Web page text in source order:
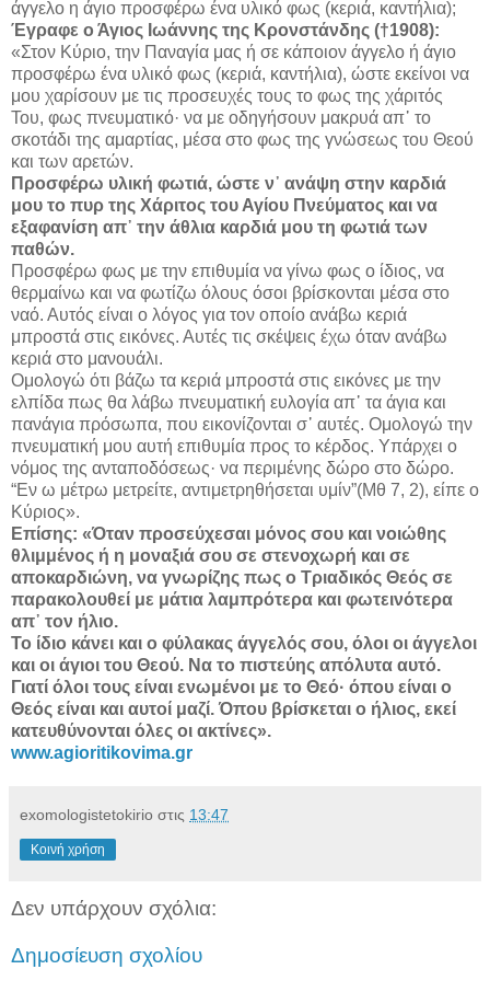
άγγελο η άγιο προσφέρω ένα υλικό φως (κεριά, καντήλια);
Έγραφε ο Άγιος Ιωάννης της Κρονστάνδης (†1908):
«Στον Κύριο, την Παναγία μας ή σε κάποιον άγγελο ή άγιο
προσφέρω ένα υλικό φως (κεριά, καντήλια), ώστε εκείνοι να
μου χαρίσουν με τις προσευχές τους το φως της χάριτός
Του, φως πνευματικό· να με οδηγήσουν μακρυά απ᾽ το
σκοτάδι της αμαρτίας, μέσα στο φως της γνώσεως του Θεού
και των αρετών.
Προσφέρω υλική φωτιά, ώστε ν᾽ ανάψη στην καρδιά
μου το πυρ της Χάριτος του Αγίου Πνεύματος και να
εξαφανίση απ᾽ την άθλια καρδιά μου τη φωτιά των
παθών.
Προσφέρω φως με την επιθυμία να γίνω φως ο ίδιος, να
θερμαίνω και να φωτίζω όλους όσοι βρίσκονται μέσα στο
ναό. Αυτός είναι ο λόγος για τον οποίο ανάβω κεριά
μπροστά στις εικόνες. Αυτές τις σκέψεις έχω όταν ανάβω
κεριά στο μανουάλι.
Ομολογώ ότι βάζω τα κεριά μπροστά στις εικόνες με την
ελπίδα πως θα λάβω πνευματική ευλογία απ᾽ τα άγια και
πανάγια πρόσωπα, που εικονίζονται σ᾽ αυτές. Ομολογώ την
πνευματική μου αυτή επιθυμία προς το κέρδος. Υπάρχει ο
νόμος της ανταποδόσεως· να περιμένης δώρο στο δώρο.
“Εν ω μέτρω μετρείτε, αντιμετρηθήσεται υμίν”(Μθ 7, 2), είπε ο
Κύριος».
Επίσης: «Όταν προσεύχεσαι μόνος σου και νοιώθης
θλιμμένος ή η μοναξιά σου σε στενοχωρή και σε
αποκαρδιώνη, να γνωρίζης πως ο Τριαδικός Θεός σε
παρακολουθεί με μάτια λαμπρότερα και φωτεινότερα
απ᾽ τον ήλιο.
Το ίδιο κάνει και ο φύλακας άγγελός σου, όλοι οι άγγελοι
και οι άγιοι του Θεού. Να το πιστεύης απόλυτα αυτό.
Γιατί όλοι τους είναι ενωμένοι με το Θεό· όπου είναι ο
Θεός είναι και αυτοί μαζί. Όπου βρίσκεται ο ήλιος, εκεί
κατευθύνονται όλες οι ακτίνες».
www.agioritikovima.gr
exomologistetokirio στις 13:47
Κοινή χρήση
Δεν υπάρχουν σχόλια:
Δημοσίευση σχολίου